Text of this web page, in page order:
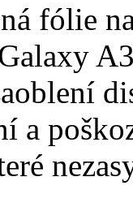
fólie
a